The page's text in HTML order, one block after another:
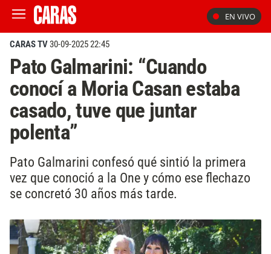
EN VIVO
CARAS TV30-09-2025 22:45
Pato Galmarini: “Cuando
conocí a Moria Casan estaba
casado, tuve que juntar
polenta”
Pato Galmarini confesó qué sintió la primera
vez que conoció a la One y cómo ese flechazo
se concretó 30 años más tarde.